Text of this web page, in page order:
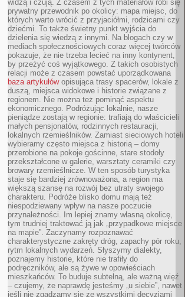
widzą i czują. Z czasem z tych materiałów robi się
prywatny przewodnik po okolicy: mapa miejsc, do
których warto wrócić z przyjaciółmi, rodzicami czy
dziećmi. To także świetny punkt wyjścia do
dzielenia się wiedzą z innymi. Na blogach czy w
mediach społecznościowych coraz więcej twórców
pokazuje, że nie trzeba lecieć na inny kontynent,
by przeżyć coś wyjątkowego. Z takich osobistych
relacji może z czasem powstać uporządkowana
baza artykułówopisująca trasy spacerów, lokale z
duszą, miejsca widokowe i historie związane z
regionem. Nie można też pominąć aspektu
ekonomicznego. Podróżując lokalnie, nasze
pieniądze zostają w regionie: trafiają do właścicieli
małych pensjonatów, rodzinnych restauracji,
lokalnych rzemieślników. Zamiast sieciowych hoteli
wybieramy często miejsca z historią – domy
przerobione na pokoje gościnne, stare stodoły
przekształcone w galerie, warsztaty ceramiki czy
browary rzemieślnicze. W ten sposób turystyka
staje się bardziej zrównoważona, a region ma
większą szansę na rozwój bez utraty swojego
charakteru. Podróże blisko domu mają też
niespodziewany wpływ na nasze poczucie
przynależności. Im lepiej znamy własną okolicę,
tym trudniej traktować ją jak „przypadkowe miejsce
na mapie”. Zaczynamy rozpoznawać
charakterystyczne zakręty dróg, zapachy pór roku,
rytm lokalnych wydarzeń. Słyszymy dialekty,
poznajemy historie, które nie trafiły do
podręczników, ale są żywe w opowieściach
mieszkańców. To buduje subtelną, ale ważną więź
– czujemy, że naprawdę jesteśmy „u siebie”, nawet
jeśli nie zgadzamy się ze wszystkimi decyzjami